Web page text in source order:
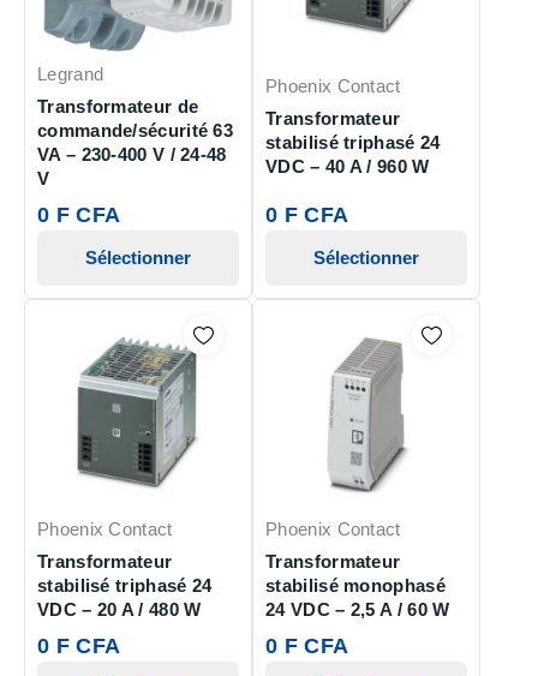
Legrand
Transformateur de
commande/sécurité 63
VA – 230-400 V / 24-48
V
0 F CFA
Sélectionner
Phoenix Contact
Transformateur
stabilisé triphasé 24
VDC – 40 A / 960 W
0 F CFA
Sélectionner
Phoenix Contact
Transformateur
stabilisé triphasé 24
VDC – 20 A / 480 W
0 F CFA
Phoenix Contact
Transformateur
stabilisé monophasé
24 VDC – 2,5 A / 60 W
0 F CFA